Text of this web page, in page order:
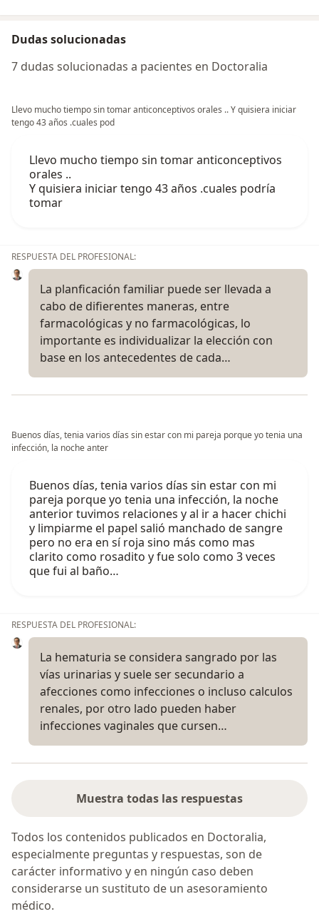
Dudas solucionadas
7 dudas solucionadas a pacientes en Doctoralia
Llevo mucho tiempo sin tomar anticonceptivos orales .. Y quisiera iniciar
tengo 43 años .cuales pod
Llevo mucho tiempo sin tomar anticonceptivos
orales ..
Y quisiera iniciar tengo 43 años .cuales podría
tomar
RESPUESTA DEL PROFESIONAL:
La planficación familiar puede ser llevada a
cabo de difierentes maneras, entre
farmacológicas y no farmacológicas, lo
importante es individualizar la elección con
base en los antecedentes de cada…
Buenos días, tenia varios días sin estar con mi pareja porque yo tenia una
infección, la noche anter
Buenos días, tenia varios días sin estar con mi
pareja porque yo tenia una infección, la noche
anterior tuvimos relaciones y al ir a hacer chichi
y limpiarme el papel salió manchado de sangre
pero no era en sí roja sino más como mas
clarito como rosadito y fue solo como 3 veces
que fui al baño…
RESPUESTA DEL PROFESIONAL:
La hematuria se considera sangrado por las
vías urinarias y suele ser secundario a
afecciones como infecciones o incluso calculos
renales, por otro lado pueden haber
infecciones vaginales que cursen…
Muestra todas las respuestas
Todos los contenidos publicados en Doctoralia,
especialmente preguntas y respuestas, son de
carácter informativo y en ningún caso deben
considerarse un sustituto de un asesoramiento
médico.